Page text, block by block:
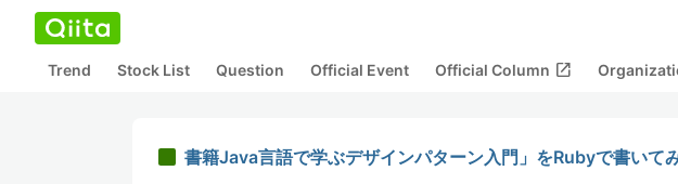
Trend Stock List Question Official Event Official Column open_in_new
書籍Java言語で学ぶデザインパターン入門」をRubyで書いて